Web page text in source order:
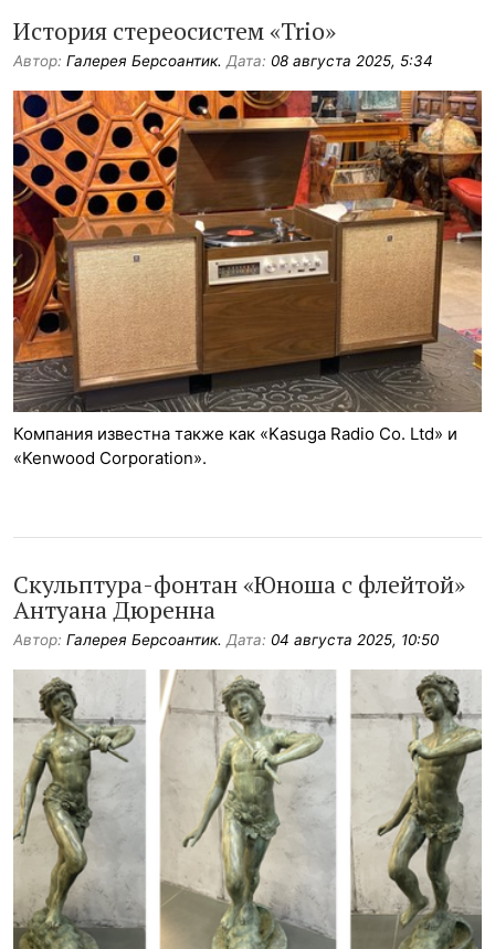
История стереосистем «Trio»
Автор: Галерея Берсоантик. Дата: 08 августа 2025, 5:34
Компания известна также как «Kasuga Radio Co. Ltd» и
«Kenwood Corporation».
Скульптура-фонтан «Юноша с флейтой»
Антуана Дюренна
Автор: Галерея Берсоантик. Дата: 04 августа 2025, 10:50